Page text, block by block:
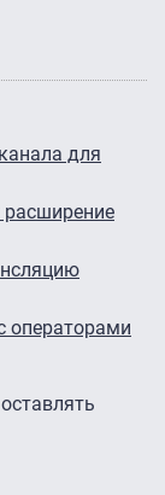
для
операторами